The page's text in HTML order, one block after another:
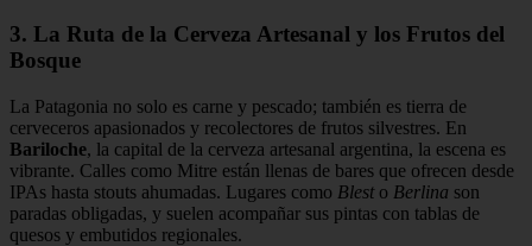
3. La Ruta de la Cerveza Artesanal y los Frutos del
Bosque
La Patagonia no solo es carne y pescado; también es tierra de
cerveceros apasionados y recolectores de frutos silvestres. En
Bariloche, la capital de la cerveza artesanal argentina, la escena es
vibrante. Calles como Mitre están llenas de bares que ofrecen desde
IPAs hasta stouts ahumadas. Lugares como Blesto Berlina son
paradas obligadas, y suelen acompañar sus pintas con tablas de
quesos y embutidos regionales.